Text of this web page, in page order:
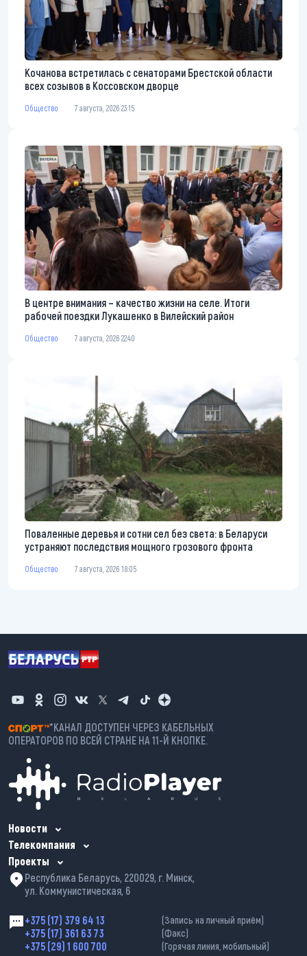
Кочанова встретилась с сенаторами Брестской области
всех созывов в Коссовском дворце
Общество 7 августа, 2026 23:15
В центре внимания – качество жизни на селе. Итоги
рабочей поездки Лукашенко в Вилейский район
Общество 7 августа, 2026 22:40
Поваленные деревья и сотни сел без света: в Беларуси
устраняют последствия мощного грозового фронта
Общество 7 августа, 2026 18:05
*КАНАЛ ДОСТУПЕН ЧЕРЕЗ КАБЕЛЬНЫХ
ОПЕРАТОРОВ ПО ВСЕЙ СТРАНЕ НА 11-Й КНОПКЕ.
Новости
Телекомпания
Проекты
Республика Беларусь, 220029, г. Минск,
ул. Коммунистическая, 6
+375 (17) 379 64 13 (Запись на личный приём)
+375 (17) 361 63 73 (Факс)
+375 (29) 1 600 700 (Горячая линия, мобильный)